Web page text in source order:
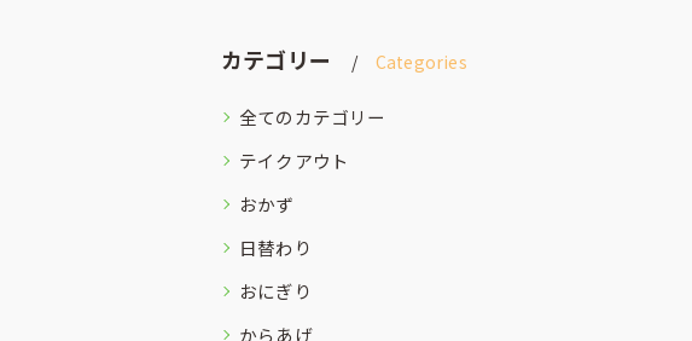
カテゴリー Categories
全てのカテゴリー
テイクアウト
おかず
日替わり
おにぎり
からあげ